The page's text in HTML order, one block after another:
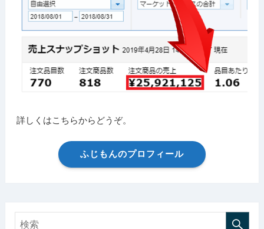
詳しくはこちらからどうぞ。
ふじもんのプロフィール